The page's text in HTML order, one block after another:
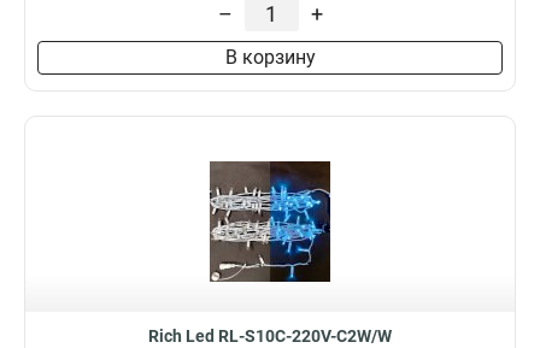
– +
В корзину
Rich Led RL-S10C-220V-C2W/W